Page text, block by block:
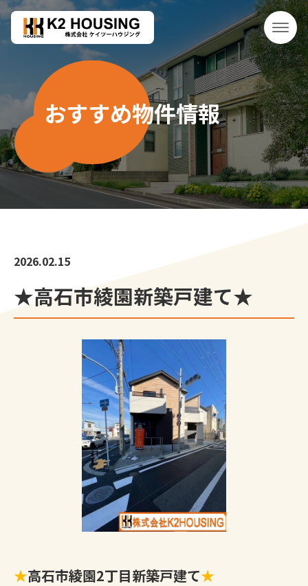
おすすめ物件情報
2026.02.15
★高石市綾園新築戸建て★
★高石市綾園2丁目新築戸建て★